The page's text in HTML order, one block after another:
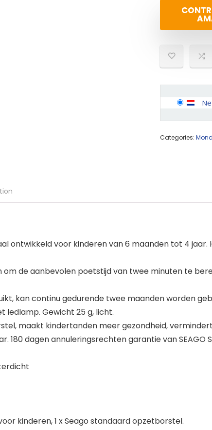
Categories:
ontwikkeld voor kinderen van 6 maanden tot 4
om de aanbevolen poetstijd van twee minuten te
kan continu gedurende twee maanden worden
ledlamp. Gewicht 25 g, licht.
maakt kindertanden meer gezondheid,
180 dagen annuleringsrechten garantie van SEAGO
kinderen, 1 x Seago standaard opzetborstel.